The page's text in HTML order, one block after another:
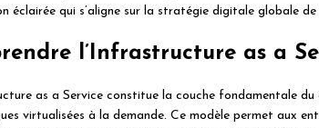
éclairée qui s’aligne sur la stratégie digitale globale de
l’Infrastructure as a
as a Service constitue la couche fondamentale
virtualisées à la demande. Ce modèle permet aux